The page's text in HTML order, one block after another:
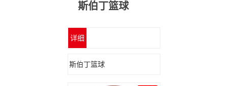
斯伯丁篮球
详细
斯伯丁篮球